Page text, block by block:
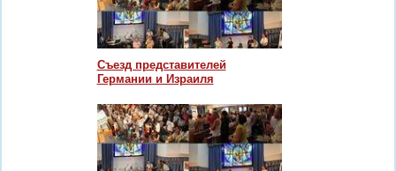
Cъезд представителей
Германии и Израиля